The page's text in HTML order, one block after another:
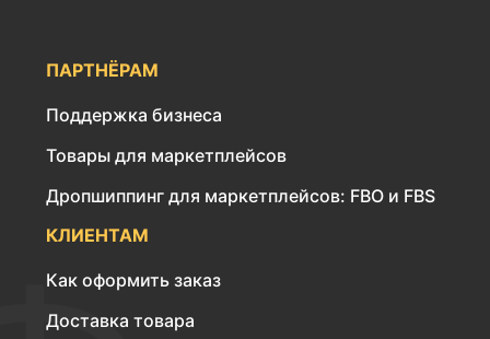
ПАРТНЁРАМ
Поддержка бизнеса
Товары для маркетплейсов
Дропшиппинг для маркетплейсов: FBO и FBS
КЛИЕНТАМ
Как оформить заказ
Доставка товара